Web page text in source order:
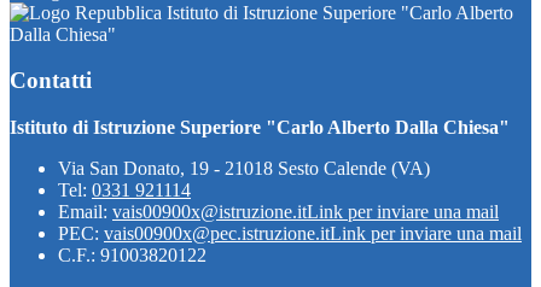
Istituto di Istruzione Superiore "Carlo Alberto
Dalla Chiesa"
Contatti
Istituto di Istruzione Superiore "Carlo Alberto Dalla Chiesa"
Via San Donato, 19 - 21018 Sesto Calende (VA)
Tel: 0331 921114
Email: vais00900x@istruzione.itLink per inviare una mail
PEC: vais00900x@pec.istruzione.itLink per inviare una mail
C.F.: 91003820122